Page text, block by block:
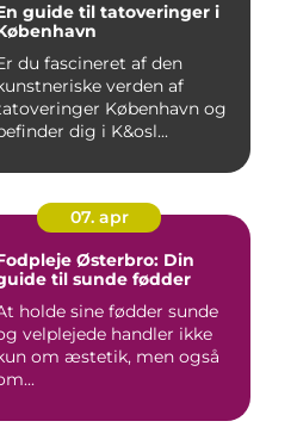
guide til tatoveringer i
du fascineret af den
verden af
København og
dig i K&osl...
07. apr
Østerbro: Din
til sunde fødder
holde sine fødder sunde
velplejede handler ikke
om æstetik, men også